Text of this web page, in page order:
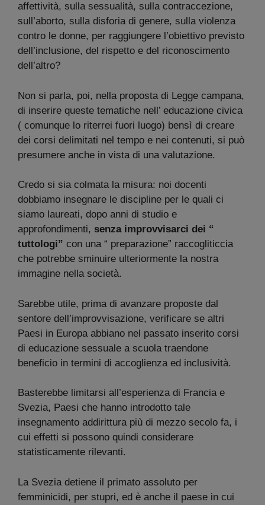
affettività, sulla sessualità, sulla contraccezione,
sull’aborto, sulla disforia di genere, sulla violenza
contro le donne, per raggiungere l’obiettivo previsto
dell’inclusione, del rispetto e del riconoscimento
dell’altro?
Non si parla, poi, nella proposta di Legge campana,
di inserire queste tematiche nell’ educazione civica
( comunque lo riterrei fuori luogo) bensì di creare
dei corsi delimitati nel tempo e nei contenuti, si può
presumere anche in vista di una valutazione.
Credo si sia colmata la misura: noi docenti
dobbiamo insegnare le discipline per le quali ci
siamo laureati, dopo anni di studio e
approfondimenti, senza improvvisarci dei “
tuttologi” con una “ preparazione” raccogliticcia
che potrebbe sminuire ulteriormente la nostra
immagine nella società.
Sarebbe utile, prima di avanzare proposte dal
sentore dell’improvvisazione, verificare se altri
Paesi in Europa abbiano nel passato inserito corsi
di educazione sessuale a scuola traendone
beneficio in termini di accoglienza ed inclusività.
Basterebbe limitarsi all’esperienza di Francia e
Svezia, Paesi che hanno introdotto tale
insegnamento addirittura più di mezzo secolo fa, i
cui effetti si possono quindi considerare
statisticamente rilevanti.
La Svezia detiene il primato assoluto per
femminicidi, per stupri, ed è anche il paese in cui